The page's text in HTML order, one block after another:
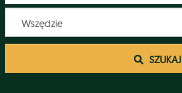
SZUKAJ